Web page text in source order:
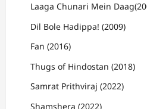
Laaga Chunari Mein
Dil Bole Hadippa! (2009)
Fan (2016)
Thugs of Hindostan (2018)
Samrat Prithviraj (2022)
Shamshera (2022)